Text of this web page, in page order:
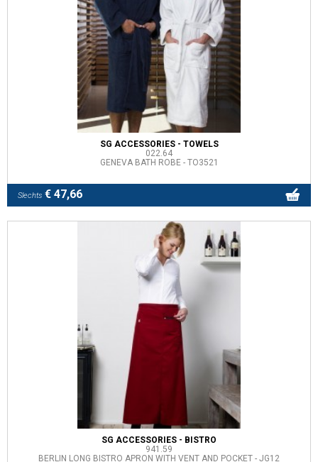
SG ACCESSORIES - TOWELS
022.64
GENEVA BATH ROBE - TO3521
Slechts € 47,66
SG ACCESSORIES - BISTRO
941.59
BERLIN LONG BISTRO APRON WITH VENT AND POCKET - JG12